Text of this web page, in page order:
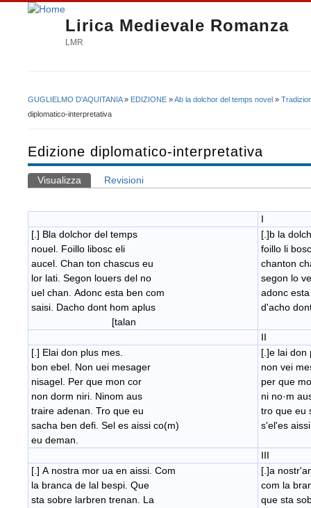
Lirica Medievale Romanza
LMR
Tu sei qui
GUGLIELMO D'AQUITANIA» EDIZIONE »Ab la dolchor del temps novel »
diplomatico-interpretativa
Edizione diplomatico-interpretativa
Schede primarie
Visualizza (scheda attiva)
Revisioni
I
[.] Bla dolchor del temps
nouel. Foillo libosc eli
aucel. Chan ton chascus eu
lor lati. Segon louers del no
uel chan. Adonc esta ben com
saisi. Dacho dont hom aplus
[talan
[.]b la
foillo li
​chanton
​segon lo
adonc
d'acho
II
[.] Elai don plus mes.
bon ebel. Non uei mesager
nisagel. Per que mon cor
non dorm niri. Ninom aus
traire adenan. Tro que eu
sacha ben defi. Sel es aissi co(m)
eu deman.
[.]e lai don
​non vei
per que
​ni no·m
​tro que eu
s'el'es
III
[.] A nostra mor ua en aissi. Com
la branca de lal bespi. Que
sta sobre larbren trenan. La
[.]a
com la
que sta